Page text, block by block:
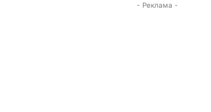
- Реклама -